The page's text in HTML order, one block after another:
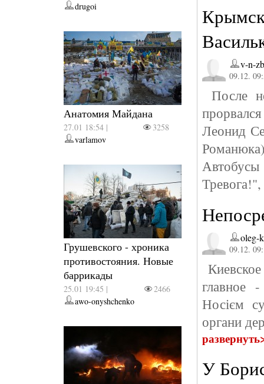
drugoi
Анатомия Майдана
27.01 18:54 |
3258
varlamov
Грушевского - хроника
противостояния. Новые
баррикады
25.01 19:45 |
2466
awo-onyshchenko
v-n-zb
09.12.
После
Леонид
Автобусы
oleg-
09.12.
главное
Носієм
органи
У